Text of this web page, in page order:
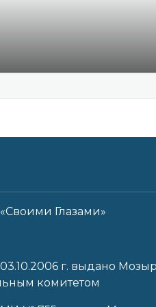
Глазами»
г. выдано
комитетом